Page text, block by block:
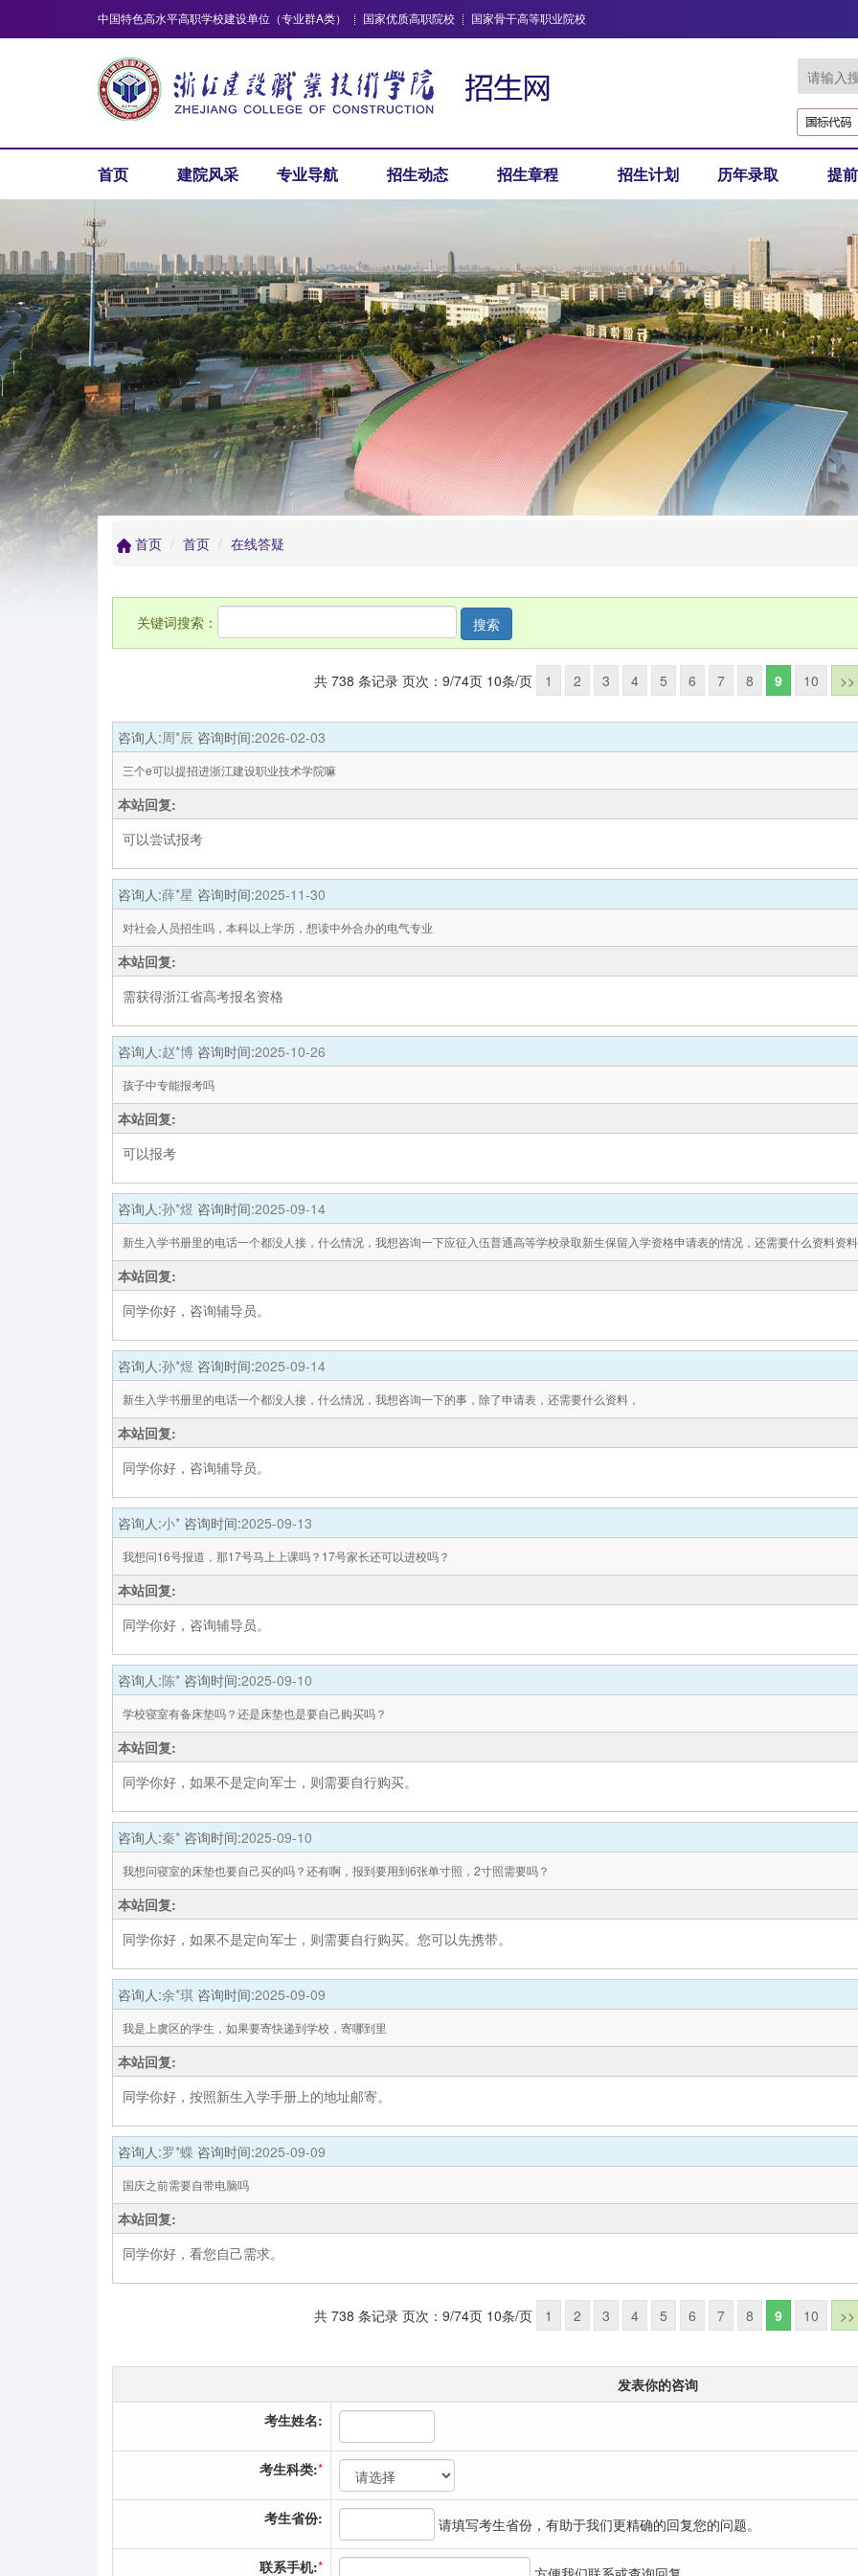
中国特色高水平高职学校建设单位（专业群A类） 国家优质高职院校 国家骨干高等职业院校
首页 建院风采 专业导航 招生动态 招生章程 招生计划 历年录取 提
首页 首页 在线答疑
关键词搜索：
共 738 条记录 页次：9/74页 10条/页 1 2 3 4 5 6 7 8 9 10 >>
咨询人:周*辰 咨询时间:2026-02-03
三个e可以提招进浙江建设职业技术学院嘛
本站回复:
可以尝试报考
咨询人:薛*星 咨询时间:2025-11-30
对社会人员招生吗，本科以上学历，想读中外合办的电气专业
本站回复:
需获得浙江省高考报名资格
咨询人:赵*博 咨询时间:2025-10-26
孩子中专能报考吗
本站回复:
可以报考
咨询人:孙*煜 咨询时间:2025-09-14
新生入学书册里的电话一个都没人接，什么情况，我想咨询一下应征入伍普通高等学校录取新生保留入学资格申请表的情况，还需要什么资料资
本站回复:
同学你好，咨询辅导员。
咨询人:孙*煜 咨询时间:2025-09-14
新生入学书册里的电话一个都没人接，什么情况，我想咨询一下的事，除了申请表，还需要什么资料，
本站回复:
同学你好，咨询辅导员。
咨询人:小* 咨询时间:2025-09-13
我想问16号报道，那17号马上上课吗？17号家长还可以进校吗？
本站回复:
同学你好，咨询辅导员。
咨询人:陈* 咨询时间:2025-09-10
学校寝室有备床垫吗？还是床垫也是要自己购买吗？
本站回复:
同学你好，如果不是定向军士，则需要自行购买。
咨询人:秦* 咨询时间:2025-09-10
我想问寝室的床垫也要自己买的吗？还有啊，报到要用到6张单寸照，2寸照需要吗？
本站回复:
同学你好，如果不是定向军士，则需要自行购买。您可以先携带。
咨询人:余*琪 咨询时间:2025-09-09
我是上虞区的学生，如果要寄快递到学校，寄哪到里
本站回复:
同学你好，按照新生入学手册上的地址邮寄。
咨询人:罗*蝶 咨询时间:2025-09-09
国庆之前需要自带电脑吗
本站回复:
同学你好，看您自己需求。
共 738 条记录 页次：9/74页 10条/页 1 2 3 4 5 6 7 8 9 10 >>
发表你的咨询
考生姓名:
考生科类:*
考生省份: 请填写考生省份，有助于我们更精确的回复您的问题。
联系手机:*